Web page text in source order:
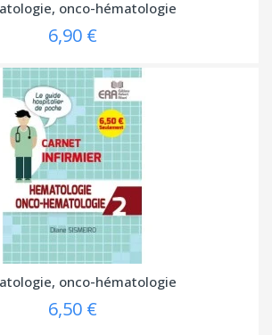
onco-hématologie
6,90 €
onco-hématologie
6,50 €